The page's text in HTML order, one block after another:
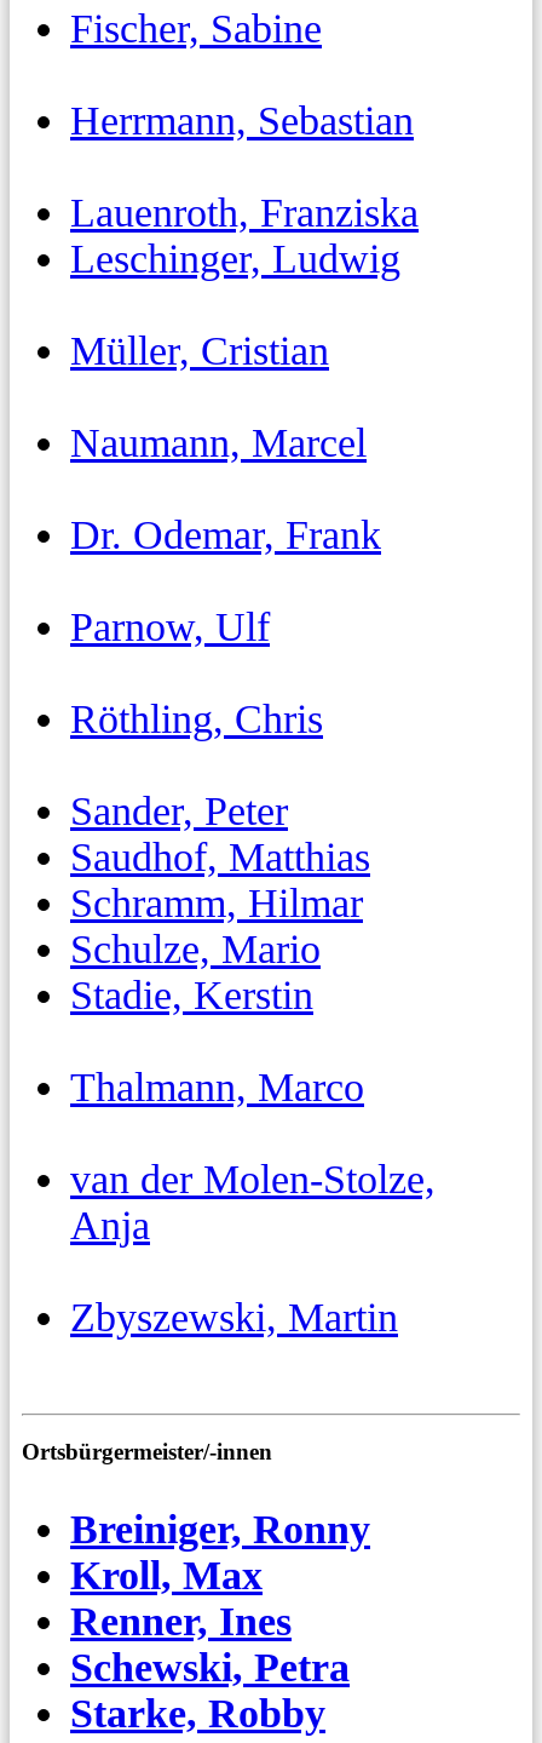
Fischer, Sabine
Herrmann, Sebastian
Lauenroth, Franziska
Leschinger, Ludwig
Müller, Cristian
Naumann, Marcel
Dr. Odemar, Frank
Parnow, Ulf
Röthling, Chris
Sander, Peter
Saudhof, Matthias
Schramm, Hilmar
Schulze, Mario
Stadie, Kerstin
Thalmann, Marco
van der Molen-Stolze,
Anja
Zbyszewski, Martin
Ortsbürgermeister/-innen
Breiniger, Ronny
Kroll, Max
Renner, Ines
Schewski, Petra
Starke, Robby